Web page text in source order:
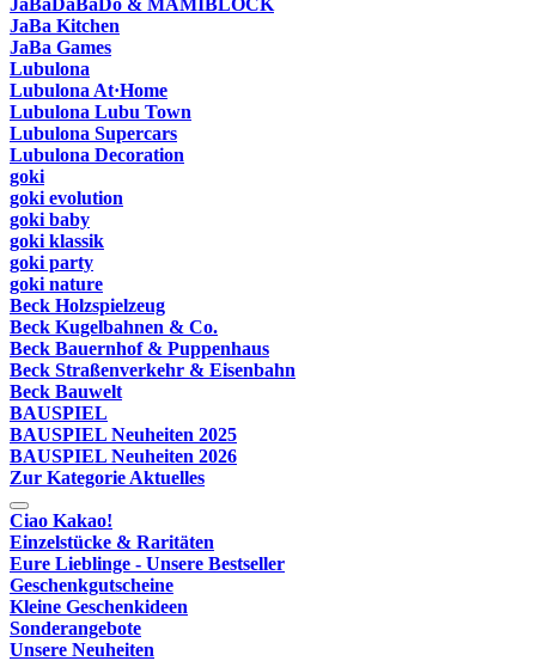
JaBaDaBaDo & MAMIBLOCK
JaBa Kitchen
JaBa Games
Lubulona
Lubulona At·Home
Lubulona Lubu Town
Lubulona Supercars
Lubulona Decoration
goki
goki evolution
goki baby
goki klassik
goki party
goki nature
Beck Holzspielzeug
Beck Kugelbahnen & Co.
Beck Bauernhof & Puppenhaus
Beck Straßenverkehr & Eisenbahn
Beck Bauwelt
BAUSPIEL
BAUSPIEL Neuheiten 2025
BAUSPIEL Neuheiten 2026
Zur Kategorie Aktuelles
Ciao Kakao!
Einzelstücke & Raritäten
Eure Lieblinge - Unsere Bestseller
Geschenkgutscheine
Kleine Geschenkideen
Sonderangebote
Unsere Neuheiten